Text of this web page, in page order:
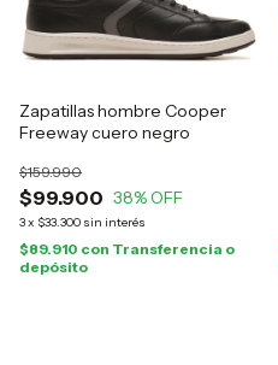
Zapatillas hombre Cooper
Freeway cuero negro
$99.900
$159.990
38% OFF
3x $33.300 sin interés
$89.910 con Transferencia o
depósito